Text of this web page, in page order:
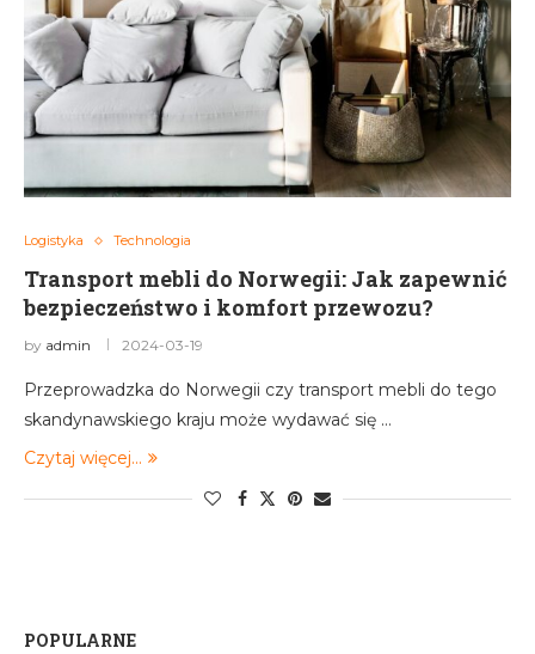
Logistyka Technologia
Transport mebli do Norwegii: Jak zapewnić
bezpieczeństwo i komfort przewozu?
by admin 2024-03-19
Przeprowadzka do Norwegii czy transport mebli do tego
skandynawskiego kraju może wydawać się …
Czytaj więcej...
POPULARNE